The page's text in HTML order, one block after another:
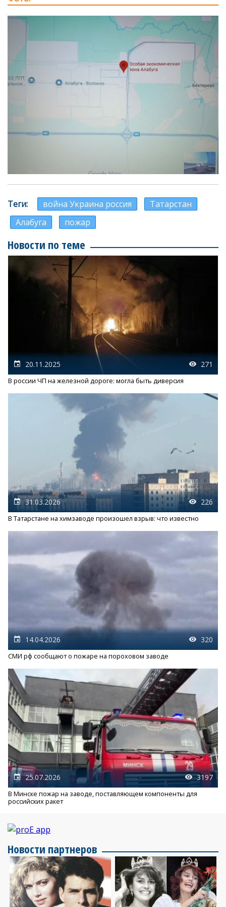
Теги война Украина россия
Татарстан
Алабуга
пожар
Новости по теме
20.11.2025 271
В россии ЧП на железной дороге: могла быть диверсия
31.03.2026 226
В Татарстане на химзаводе произошел взрыв: что известно
14.04.2026 320
СМИ рф сообщают о пожаре на пороховом заводе
25.07.2026 3197
В Минске пожар на заводе, поставляющем компоненты для
российских ракет
Новости партнеров